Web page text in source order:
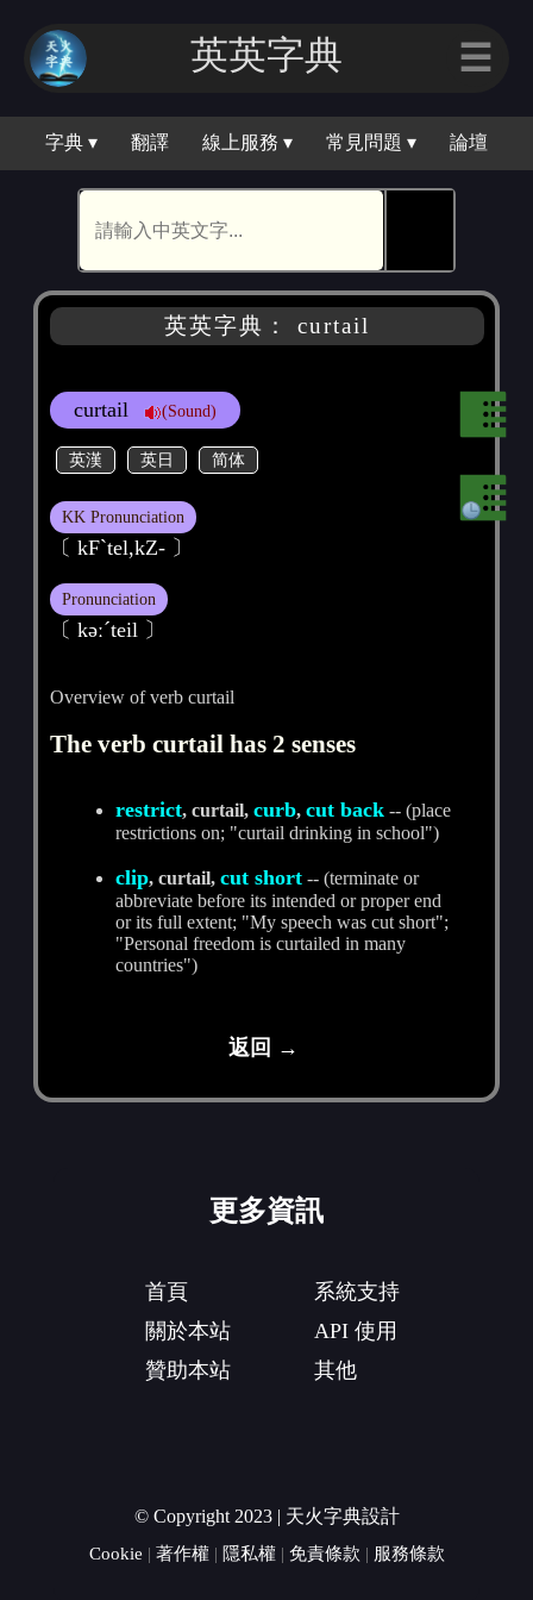
英英字典 ☰
字典 ▾ 翻譯 線上服務 ▾ 常見問題 ▾ 論壇
英英字典： curtail
curtail (Sound)
英漢 英日 简体
KK Pronunciation
〔 kFˋtel,kZ- 〕
Pronunciation
〔 kәːˊteil 〕
Overview of verb curtail
The verb curtail has 2 senses
restrict, curtail,curb,cut back -- (place
restrictions on; "curtail drinking in school")
clip, curtail,cut short -- (terminate or
abbreviate before its intended or proper end
or its full extent; "My speech was cut short";
"Personal freedom is curtailed in many
countries")
返回 →
更多資訊
首頁
關於本站
贊助本站
系統支持
API 使用
其他
© Copyright 2023 | 天火字典設計
Cookie | 著作權| 隱私權| 免責條款 | 服務條款